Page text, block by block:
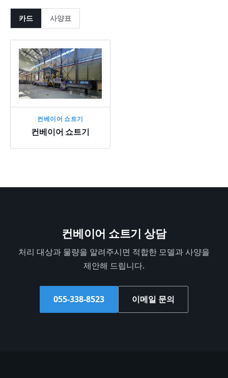
카드 사양표
컨베이어 쇼트기
컨베이어 쇼트기
컨베이어 쇼트기 상담
처리 대상과 물량을 알려주시면 적합한 모델과 사양을
제안해 드립니다.
055-338-8523 이메일 문의